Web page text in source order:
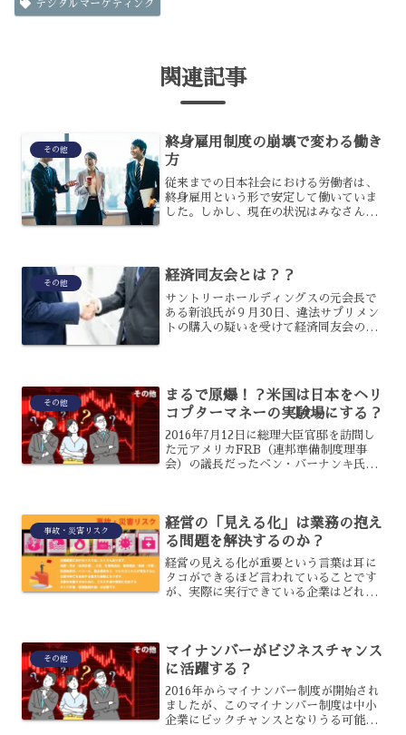
デジタルマーケティング
関連記事
その他
終身雇用制度の崩壊で変わる働き
方
従来までの日本社会における労働者は、
終身雇用という形で安定して働いていま
した。しかし、現在の状況はみなさんに
に対する私たちの意識は...
その他 経済同友会とは？？
サントリーホールディングスの元会長で
ある新浪氏が９月30日、違法サプリメン
トの購入の疑いを受けて経済同友会の代
どのような組織なのでし...
その他
まるで原爆！？米国は日本をヘリ
コプターマネーの実験場にする？
2016年7月12日に総理大臣官邸を訪問し
た元アメリカFRB（連邦準備制度理事
会）の議長だったベン・バーナンキ氏。
以上値下がりした...
事故・災害リスク
経営の「見える化」は業務の抱え
る問題を解決するのか？
経営の見える化が重要という言葉は耳に
タコができるほど言われていることです
が、実際に実行できている企業はどれほ
す。そこで今回は、企業にお...
その他
マイナンバーがビジネスチャンス
に活躍する？
2016年からマイナンバー制度が開始され
ましたが、このマイナンバー制度は中小
企業にビックチャンスとなりうる可能性